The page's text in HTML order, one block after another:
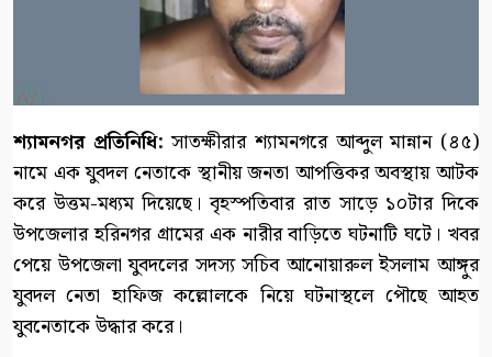
শ্যামনগর প্রতিনিধি: সাতক্ষীরার শ্যামনগরে আব্দুল মান্নান (৪৫)
নামে এক যুবদল নেতাকে স্থানীয় জনতা আপত্তিকর অবস্থায় আটক
করে উত্তম-মধ্যম দিয়েছে। বৃহস্পতিবার রাত সাড়ে ১০টার দিকে
উপজেলার হরিনগর গ্রামের এক নারীর বাড়িতে ঘটনাটি ঘটে। খবর
পেয়ে উপজেলা যুবদলের সদস্য সচিব আনোয়ারুল ইসলাম আঙ্গুর
যুবদল নেতা হাফিজ কল্লোলকে নিয়ে ঘটনাস্থলে পৌছে আহত
যুবনেতাকে উদ্ধার করে।